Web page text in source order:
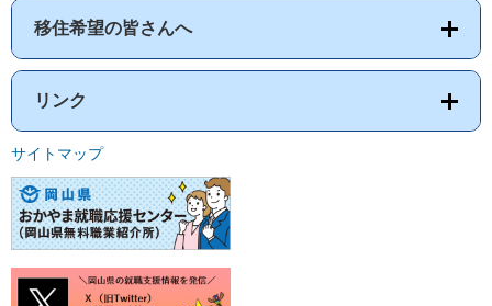
移住希望の皆さんへ
リンク
サイトマップ